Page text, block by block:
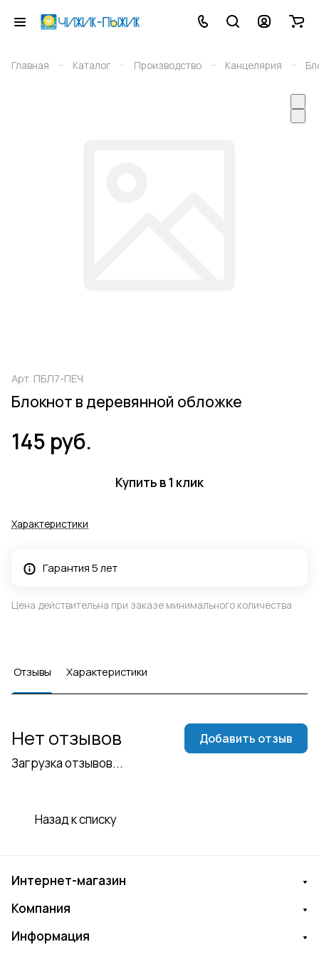
Главная – Каталог – Производство – Канцелярия –
Арт. ПБЛ7-ПЕЧ
Блокнот в деревянной обложке
145 руб.
Купить в 1 клик
Характеристики
Гарантия 5 лет
Цена действительна при заказе минимального количества
Отзывы Характеристики
Загрузка отзывов...
Нет отзывов Добавить отзыв
Назад к списку
Интернет-магазин
Компания
Информация